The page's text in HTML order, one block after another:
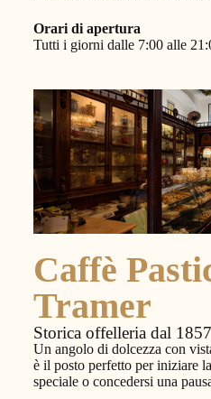
Orari di apertura
Tutti i giorni dalle 7:00 alle
Caffè
Tramer
Storica offelleria dal 1857
Un angolo di dolcezza con
è il posto perfetto per iniziare
speciale o concedersi una